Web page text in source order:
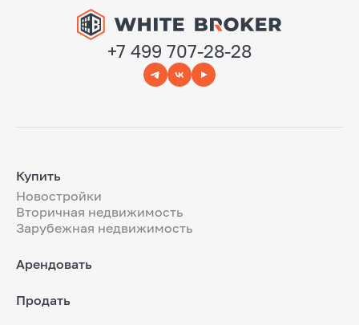
+7 499 707-28-28
Купить
Новостройки
Вторичная недвижимость
Зарубежная недвижимость
Арендовать
Продать